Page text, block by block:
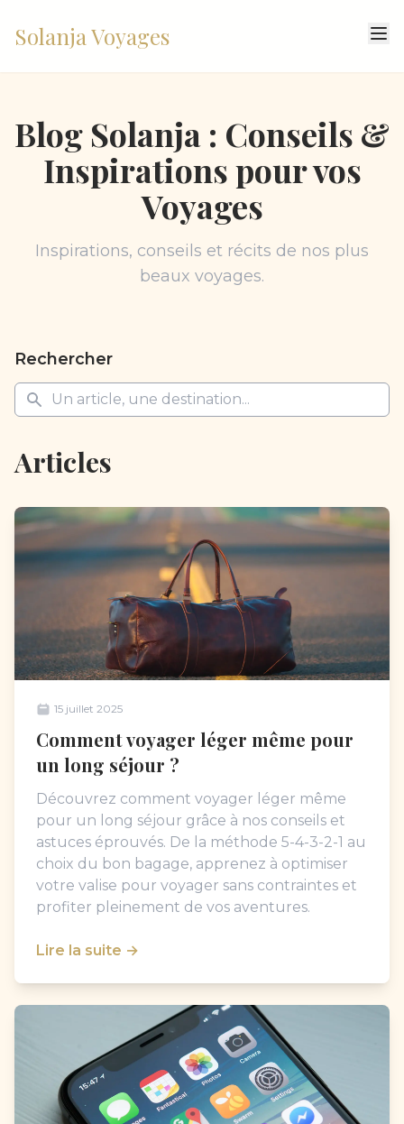
Solanja Voyages
Blog Solanja : Conseils &
Inspirations pour vos
Voyages
Inspirations, conseils et récits de nos plus
beaux voyages.
Rechercher
Articles
15 juillet 2025
Comment voyager léger même pour
un long séjour ?
Découvrez comment voyager léger même
pour un long séjour grâce à nos conseils et
astuces éprouvés. De la méthode 5-4-3-2-1 au
choix du bon bagage, apprenez à optimiser
votre valise pour voyager sans contraintes et
profiter pleinement de vos aventures.
Lire la suite →